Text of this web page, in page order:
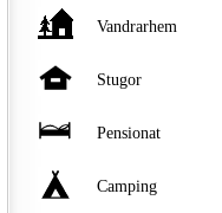
Vandrarhem
Stugor
Pensionat
Camping